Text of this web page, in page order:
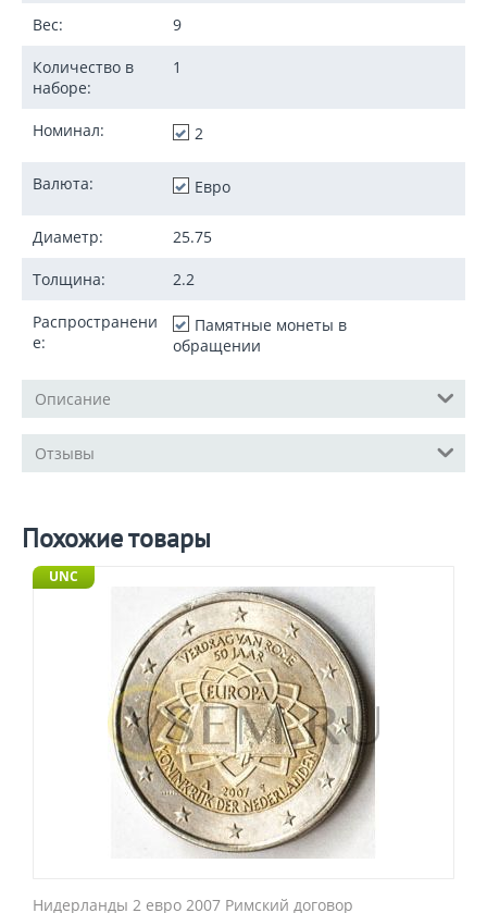
Вес: 9
Количество в
наборе:
1
Номинал: 2
Валюта: Евро
Диаметр: 25.75
Толщина: 2.2
Распространени
е:
Памятные монеты в
обращении
Описание
Отзывы
Похожие товары
UNC
Нидерланды 2 евро 2007 Римский договор